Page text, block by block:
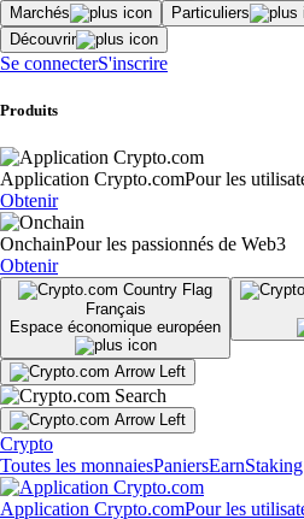
Marchés Particuliers
Découvrir
Se connecterS'inscrire
Produits
Application Crypto.comPour les
Obtenir
OnchainPour les passionnés de Web3
Obtenir
Français
Espace économique européen
Crypto
Toutes les monnaiesPaniersEarnStaking
Application Crypto.comPour les